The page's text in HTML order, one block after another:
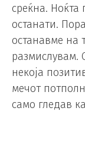
среќна.
останати.
останавме на
размислувам.
некоја
мечот
само гледав